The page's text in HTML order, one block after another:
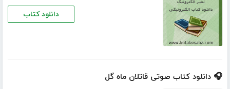
دانلود کتاب
🎧 دانلود کتاب صوتی قاتلان ماه گل